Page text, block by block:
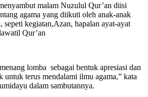
malam Nuzulul Qur’an diisi
agama yang diikuti oleh anak-anak
sepeti kegiatan,Azan, hapalan ayat-ayat
Qur’an
lomba sebagai bentuk apresiasi dan
untuk terus mendalami ilmu agama,” kata
dalam sambutannya.